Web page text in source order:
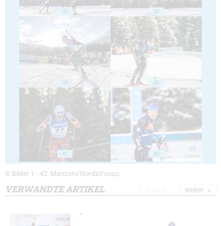
37 38
39 40
41 42
© Bilder 1 - 42: Manzoni/NordicFocus;
VERWANDTE ARTIKEL Weiter